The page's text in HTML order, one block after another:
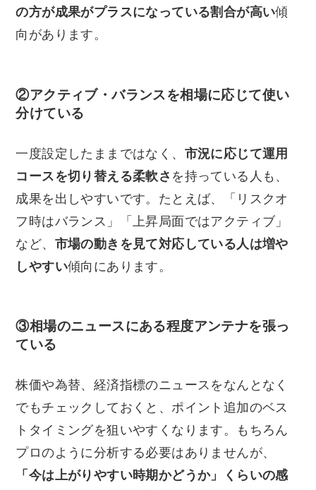
の方が成果がプラスになっている割合が高い傾
向があります。
②アクティブ・バランスを相場に応じて使い
分けている
一度設定したままではなく、 市況に応じて運用
コースを切り替える柔軟さ を持っている人も、
成果を出しやすいです。たとえば、「リスクオ
フ時はバランス」「上昇局面ではアクティブ」
など、 市場の動きを見て対応している人は増や
しやすい傾向にあります。
③相場のニュースにある程度アンテナを張っ
ている
株価や為替、経済指標のニュースをなんとなく
でもチェックしておくと、ポイント追加のベス
トタイミングを狙いやすくなります。もちろん
プロのように分析する必要はありませんが、
「今は上がりやすい時期かどうか」くらいの感